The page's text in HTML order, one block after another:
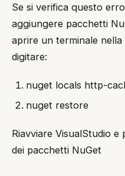
Se si verifica questo
aggiungere pacchetti
aprire un terminale
digitare:
nuget locals http-
nuget restore
Riavviare VisualStudio e
dei pacchetti NuGet